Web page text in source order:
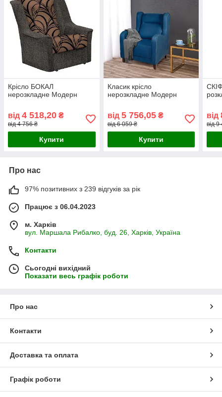
Крісло БОКАЛ
нерозкладне Модерн
від 4 518,20 ₴
від 4 756 ₴
Купити
Класик крісло
нерозкладне Модерн
від 5 756,05₴
від 6 059 ₴
Купити
від
від
Про нас
97% позитивних з 239 відгуків за рік
Працює з 06.04.2023
м. Харків
вул. Маршала Рибалко, буд. 26, Харків, Україна
Контакти
Сьогодні вихідний
Показати весь графік роботи
Про нас
Контакти
Доставка та оплата
Графік роботи